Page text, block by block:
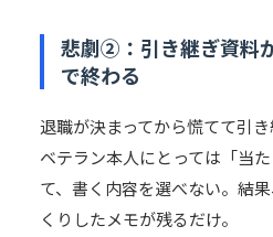
悲劇②：引き継ぎ資料
で終わる
退職が決まってから慌てて引き
ベテラン本人にとっては「当
て、書く内容を選べない。結
くりしたメモが残るだけ。